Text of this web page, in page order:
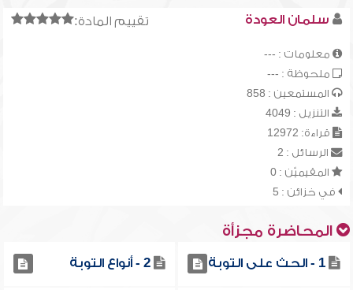
تقييم المادة: سلمان العودة
معلومات : ---
ملحوظة : ---
المستمعين : 858
التنزيل : 4049
قراءة: 12972
الرسائل : 2
المقيميّن : 0
في خزائن : 5
المحاضرة مجزأة
1 - الحث على التوبة 2 - أنواع التوبة